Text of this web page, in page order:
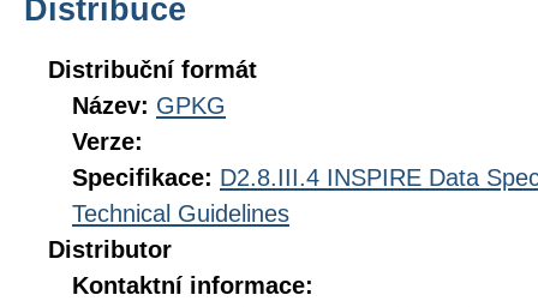
Distribuce
Distribuční formát
Název: GPKG
Verze:
Specifikace: D2.8.III.4 INSPIRE Data
Technical Guidelines
Distributor
Kontaktní informace: